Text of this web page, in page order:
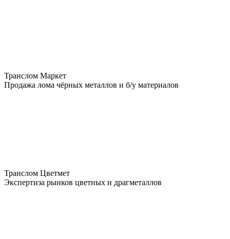
Транслом Маркет
Продажа лома чёрных металлов и б/у материалов
Транслом Цветмет
Экспертиза рынков цветных и драгметаллов